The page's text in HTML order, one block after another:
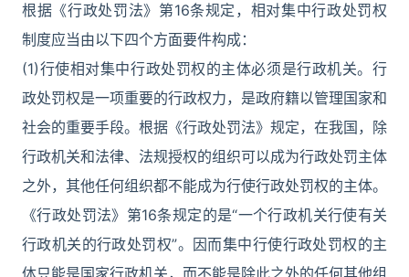
根据《行政处罚法》第16条规定，相对集中行政处罚权
制度应当由以下四个方面要件构成：
(1)行使相对集中行政处罚权的主体必须是行政机关。行
政处罚权是一项重要的行政权力，是政府籍以管理国家和
社会的重要手段。根据《行政处罚法》规定，在我国，除
行政机关和法律、法规授权的组织可以成为行政处罚主体
之外，其他任何组织都不能成为行使行政处罚权的主体。
《行政处罚法》第16条规定的是“一个行政机关行使有关
行政机关的行政处罚权”。因而集中行使行政处罚权的主
体只能是国家行政机关，而不能是除此之外的任何其他组